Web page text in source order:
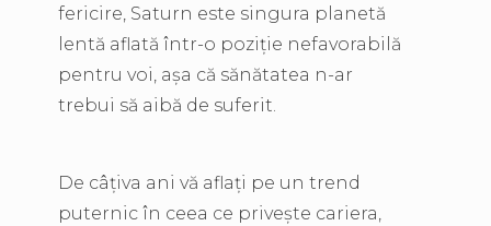
fericire, Saturn este singura planetă
lentă aflată într-o poziție nefavorabilă
pentru voi, așa că sănătatea n-ar
trebui să aibă de suferit.
De câțiva ani vă aflați pe un trend
puternic în ceea ce privește cariera,